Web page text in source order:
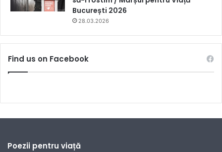
București 2026
28.03.2026
Find us on Facebook
Poezii pentru viață